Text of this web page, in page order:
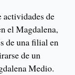
actividades de
el Magdalena,
de una filial en
de un
Medio.